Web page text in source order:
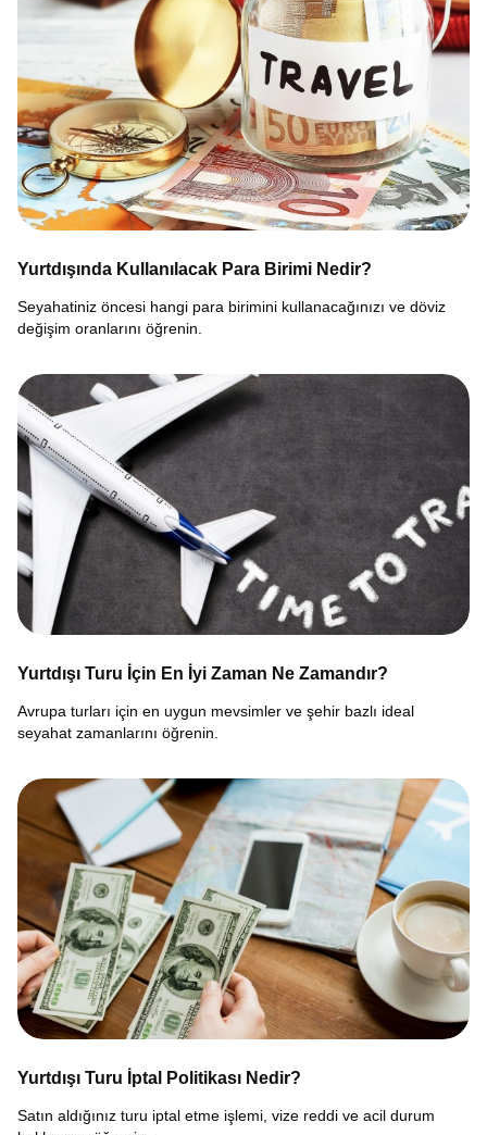
Yurtdışında Kullanılacak Para Birimi Nedir?
Seyahatiniz öncesi hangi para birimini kullanacağınızı ve döviz
değişim oranlarını öğrenin.
Yurtdışı Turu İçin En İyi Zaman Ne Zamandır?
Avrupa turları için en uygun mevsimler ve şehir bazlı ideal
seyahat zamanlarını öğrenin.
Yurtdışı Turu İptal Politikası Nedir?
Satın aldığınız turu iptal etme işlemi, vize reddi ve acil durum